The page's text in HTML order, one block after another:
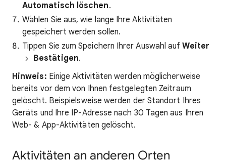
Automatisch löschen.
Wählen Sie aus, wie lange Ihre Aktivitäten
gespeichert werden sollen.
Tippen Sie zum Speichern Ihrer Auswahl aufWeiter
Bestätigen.
Hinweis: Einige Aktivitäten werden möglicherweise
bereits vor dem von Ihnen festgelegten Zeitraum
gelöscht. Beispielsweise werden der Standort Ihres
Geräts und Ihre IP-Adresse nach 30 Tagen aus Ihren
Web- & App-Aktivitäten gelöscht.
Aktivitäten an anderen Orten